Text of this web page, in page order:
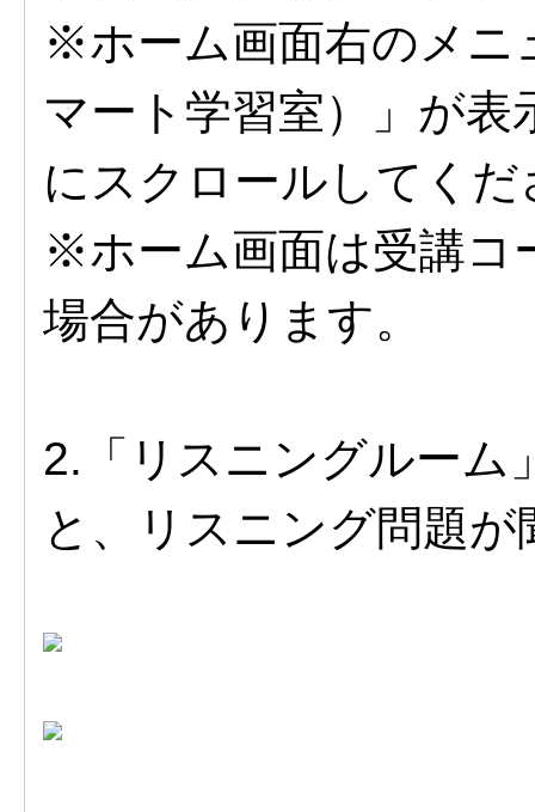
※ホーム画面右のメニ
マート学習室）」が
にスクロールしてくだ
※ホーム画面は受講コ
場合があります。
2.「リスニングルーム
と、リスニング問題